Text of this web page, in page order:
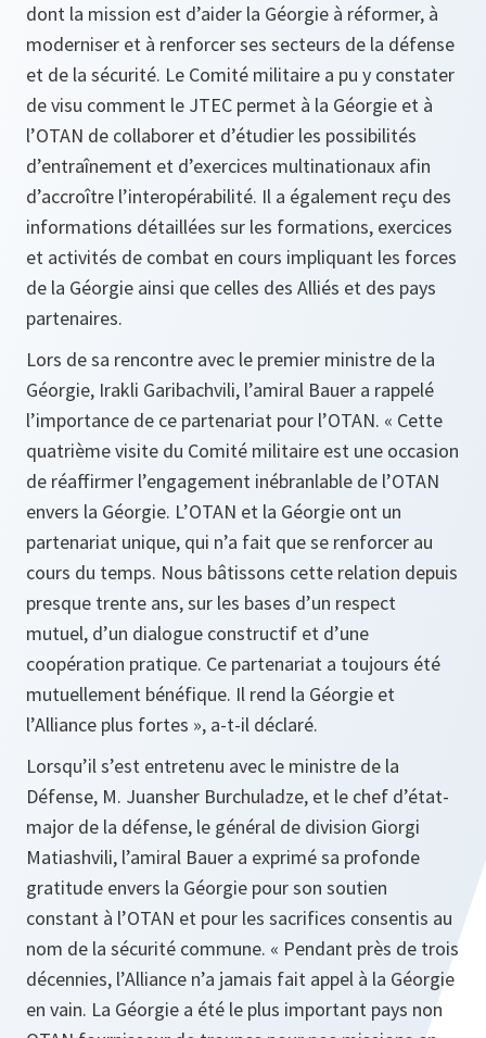
dont la mission est d’aider la Géorgie à réformer, à
moderniser et à renforcer ses secteurs de la défense
et de la sécurité. Le Comité militaire a pu y constater
de visu comment le JTEC permet à la Géorgie et à
l’OTAN de collaborer et d’étudier les possibilités
d’entraînement et d’exercices multinationaux afin
d’accroître l’interopérabilité. Il a également reçu des
informations détaillées sur les formations, exercices
et activités de combat en cours impliquant les forces
de la Géorgie ainsi que celles des Alliés et des pays
partenaires.
Lors de sa rencontre avec le premier ministre de la
Géorgie, Irakli Garibachvili, l’amiral Bauer a rappelé
l’importance de ce partenariat pour l’OTAN. « Cette
quatrième visite du Comité militaire est une occasion
de réaffirmer l’engagement inébranlable de l’OTAN
envers la Géorgie. L’OTAN et la Géorgie ont un
partenariat unique, qui n’a fait que se renforcer au
cours du temps. Nous bâtissons cette relation depuis
presque trente ans, sur les bases d’un respect
mutuel, d’un dialogue constructif et d’une
coopération pratique. Ce partenariat a toujours été
mutuellement bénéfique. Il rend la Géorgie et
l’Alliance plus fortes », a-t-il déclaré.
Lorsqu’il s’est entretenu avec le ministre de la
Défense, M. Juansher Burchuladze, et le chef d’état-
major de la défense, le général de division Giorgi
Matiashvili, l’amiral Bauer a exprimé sa profonde
gratitude envers la Géorgie pour son soutien
constant à l’OTAN et pour les sacrifices consentis au
nom de la sécurité commune. « Pendant près de trois
décennies, l’Alliance n’a jamais fait appel à la Géorgie
en vain. La Géorgie a été le plus important pays non